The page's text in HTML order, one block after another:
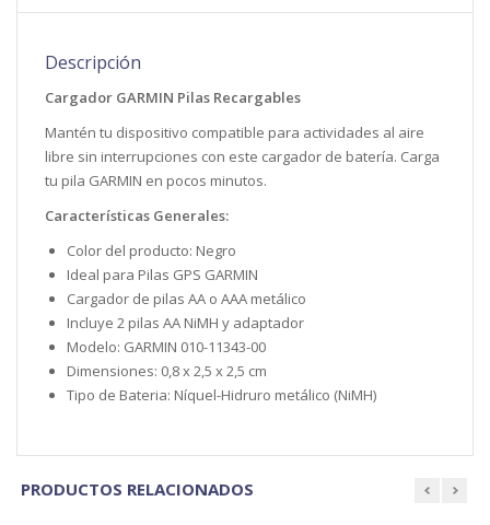
Descripción
Cargador GARMIN Pilas Recargables
Mantén tu dispositivo compatible para actividades al aire
libre sin interrupciones con este cargador de batería. Carga
tu pila GARMIN en pocos minutos.
Características Generales:
Color del producto: Negro
Ideal para Pilas GPS GARMIN
Cargador de pilas AA o AAA metálico
Incluye 2 pilas AA NiMH y adaptador
Modelo: GARMIN 010-11343-00
Dimensiones: 0,8 x 2,5 x 2,5 cm
Tipo de Bateria: Níquel-Hidruro metálico (NiMH)
PRODUCTOS RELACIONADOS prev next